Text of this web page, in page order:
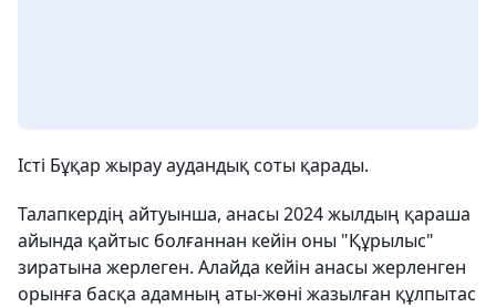
Істі Бұқар жырау аудандық соты қарады.
Талапкердің айтуынша, анасы 2024 жылдың қараша
айында қайтыс болғаннан кейін оны "Құрылыс"
зиратына жерлеген. Алайда кейін анасы жерленген
орынға басқа адамның аты-жөні жазылған құлпытас